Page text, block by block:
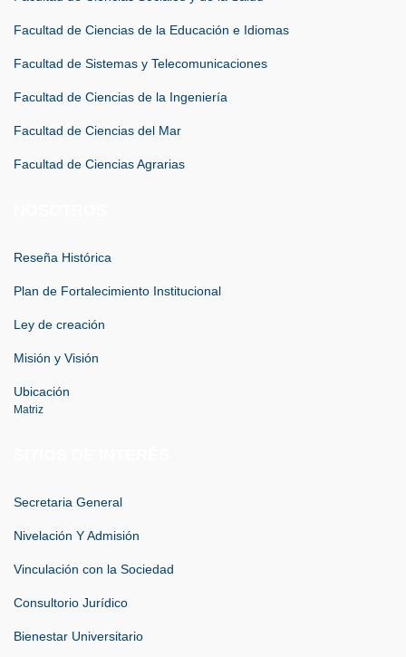
Facultad de Ciencias de la Educación e Idiomas
Facultad de Sistemas y Telecomunicaciones
Facultad de Ciencias de la Ingeniería
Facultad de Ciencias del Mar
Facultad de Ciencias Agrarias
Reseña Histórica
Plan de Fortalecimiento Institucional
Ley de creación
Misión y Visión
Ubicación
Matriz
Secretaria General
Nivelación Y Admisión
Vinculación con la Sociedad
Consultorio Jurídico
Bienestar Universitario